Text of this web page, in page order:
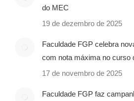
do MEC
19 de dezembro de 2025
Faculdade FGP celebra
com nota máxima no curso
17 de novembro de 2025
Faculdade FGP faz